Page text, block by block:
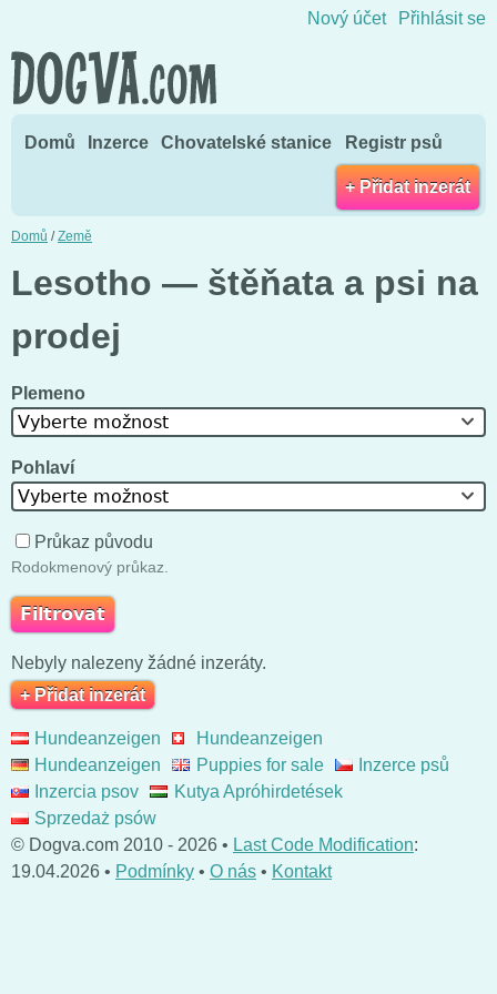
Nový účet Přihlásit se
Domů Inzerce Chovatelské stanice Registr psů
+ Přidat inzerát
Domů /Země
Lesotho — štěňata a psi na
prodej
Plemeno
Vyberte možnost
Pohlaví
Vyberte možnost
Průkaz původu
Rodokmenový průkaz.
Nebyly nalezeny žádné inzeráty.
+ Přidat inzerát
Hundeanzeigen
Hundeanzeigen
Hundeanzeigen
Puppies for sale
Inzerce psů
Inzercia psov
Kutya Apróhirdetések
Sprzedaż psów
© Dogva.com 2010 - 2026 • Last Code Modification:
19.04.2026 • Podmínky • O nás • Kontakt